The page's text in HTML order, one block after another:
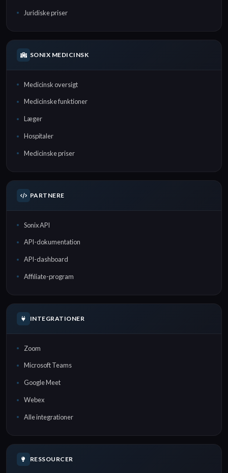
Juridiske priser
SONIX MEDICINSK
Medicinsk oversigt
Medicinske funktioner
Læger
Hospitaler
Medicinske priser
PARTNERE
Sonix API
API-dokumentation
API-dashboard
Affiliate-program
INTEGRATIONER
Zoom
Microsoft Teams
Google Meet
Webex
Alle integrationer
RESSOURCER